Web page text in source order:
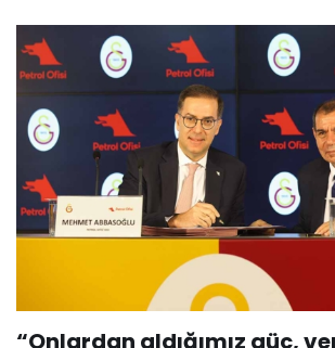
“Onlardan aldığımız güç,